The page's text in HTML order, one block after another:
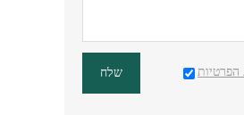
שלח הפרטיות